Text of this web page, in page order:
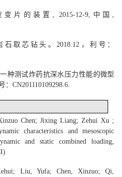
变片的装置 , 2015-12-9, 中国 ,
石取芯钻头 。2018.12，利号：
一种测试炸药抗深水压力性能的微型
： CN201110109298.6.
Chen; Jixing Liang; Zehui Xu ;
characteristics and mesoscopic
and static combined loading,
)
Liu, Yufa; Chen, Xinzuo; Qi,